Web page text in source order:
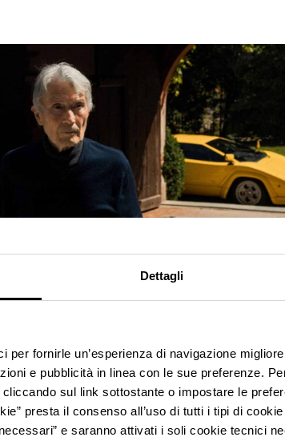
Dettagli
per fornirle un’esperienza di navigazione
e pubblicità in linea con le sue preferenze.
sul link sottostante o impostare le
presta il consenso all’uso di tutti i tipi di
e saranno attivati i soli cookie tecnici
Addio a Marcello Gandini, il
Lamborghini Miura e